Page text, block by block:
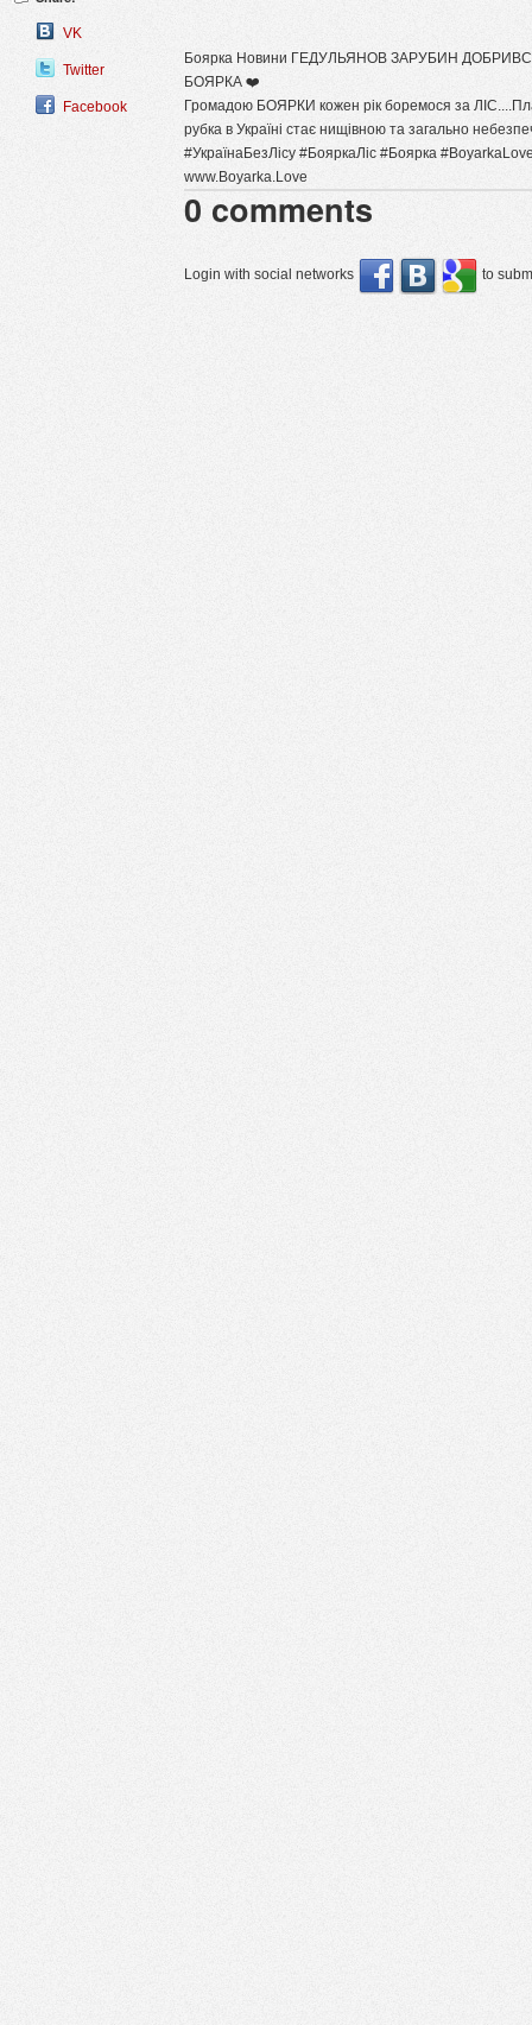
VK
Twitter
Facebook
Боярка Новини‎ ГЕДУЛЬЯНОВ ЗАРУБИН
БОЯРКА ❤️
Громадою БОЯРКИ кожен рік боремося за
рубка в Україні стає нищівною та загально
#УкраїнаБезЛісу #БояркаЛіс #Боярка
www.Boyarka.Love
0 comments
Login with social networks to